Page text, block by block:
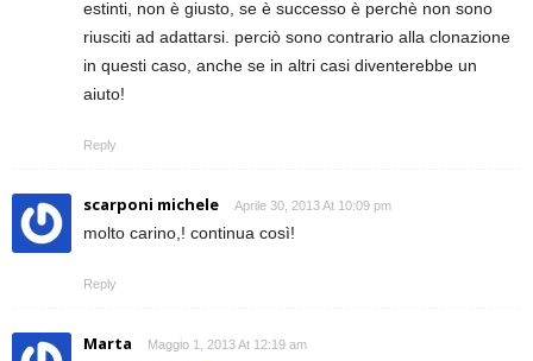
estinti, non è giusto, se è successo è perchè non sono
riusciti ad adattarsi. perciò sono contrario alla clonazione
in questi caso, anche se in altri casi diventerebbe un
aiuto!
Reply
scarponi michele Aprile 30, 2013 At 10:09 pm
molto carino,! continua così!
Reply
Marta Maggio 1, 2013 At 12:19 am